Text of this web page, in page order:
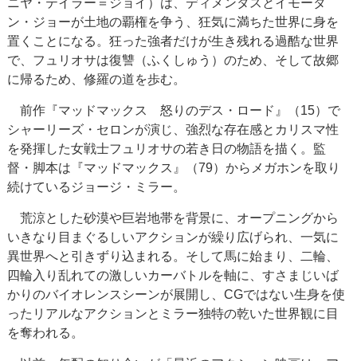
ン・ジョーが土地の覇権を争う、狂気に満ちた世界に身を
置くことになる。狂った強者だけが生き残れる過酷な世界
で、フュリオサは復讐（ふくしゅう）のため、そして故郷
に帰るため、修羅の道を歩む。
前作『マッドマックス 怒りのデス・ロード』（15）で
シャーリーズ・セロンが演じ、強烈な存在感とカリスマ性
を発揮した女戦士フュリオサの若き日の物語を描く。監
督・脚本は『マッドマックス』（79）からメガホンを取り
続けているジョージ・ミラー。
荒涼とした砂漠や巨岩地帯を背景に、オープニングから
いきなり目まぐるしいアクションが繰り広げられ、一気に
異世界へと引きずり込まれる。そして馬に始まり、二輪、
四輪入り乱れての激しいカーバトルを軸に、すさまじいば
かりのバイオレンスシーンが展開し、CGではない生身を使
ったリアルなアクションとミラー独特の乾いた世界観に目
を奪われる。